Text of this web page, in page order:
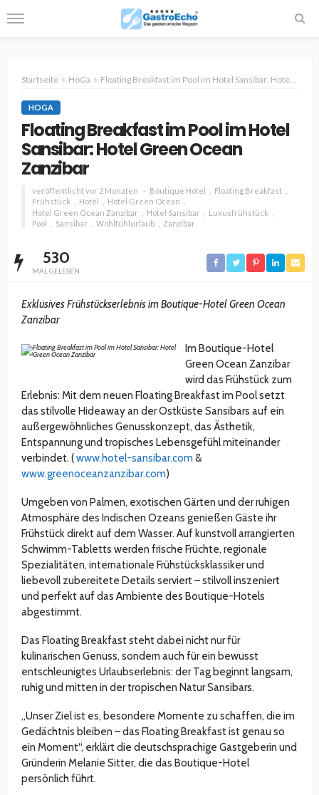
Startseite HoGa Floating Breakfast im Pool im Hotel Sansibar: Hotel Green Ocean Zanzibar
HOGA
Floating Breakfast im Pool im Hotel
Sansibar: Hotel Green Ocean
Zanzibar
veröffentlicht vor 2 Monaten Boutique Hotel
Floating Breakfast
Frühstück
Hotel
Hotel Green Ocean
Hotel Green Ocean Zanzibar
Hotel Sansibar
Luxusfrühstück
Pool
Sansibar Wohlfühlurlaub Zanzibar
530
MAL GELESEN
Exklusives Frühstückserlebnis im Boutique-Hotel Green Ocean
Zanzibar
Im Boutique-Hotel
Green Ocean Zanzibar
wird das Frühstück zum
Erlebnis: Mit dem neuen Floating Breakfast im Pool setzt
das stilvolle Hideaway an der Ostküste Sansibars auf ein
außergewöhnliches Genusskonzept, das Ästhetik,
Entspannung und tropisches Lebensgefühl miteinander
verbindet. (www.hotel-sansibar.com &
www.greenoceanzanzibar.com)
Umgeben von Palmen, exotischen Gärten und der ruhigen
Atmosphäre des Indischen Ozeans genießen Gäste ihr
Frühstück direkt auf dem Wasser. Auf kunstvoll arrangierten
Schwimm-Tabletts werden frische Früchte, regionale
Spezialitäten, internationale Frühstücksklassiker und
liebevoll zubereitete Details serviert – stilvoll inszeniert
und perfekt auf das Ambiente des Boutique-Hotels
abgestimmt.
Das Floating Breakfast steht dabei nicht nur für
kulinarischen Genuss, sondern auch für ein bewusst
entschleunigtes Urlaubserlebnis: der Tag beginnt langsam,
ruhig und mitten in der tropischen Natur Sansibars.
„Unser Ziel ist es, besondere Momente zu schaffen, die im
Gedächtnis bleiben – das Floating Breakfast ist genau so
ein Moment“, erklärt die deutschsprachige Gastgeberin und
Gründerin Melanie Sitter, die das Boutique-Hotel
persönlich führt.